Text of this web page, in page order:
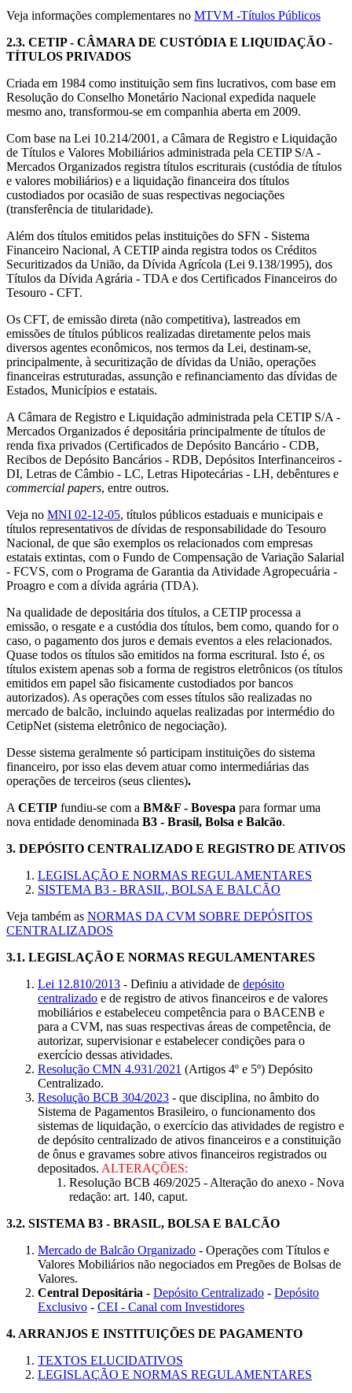
Veja informações complementares no MTVM -Títulos Públicos
2.3. CETIP - CÂMARA DE CUSTÓDIA E LIQUIDAÇÃO -
TÍTULOS PRIVADOS
Criada em 1984 como instituição sem fins lucrativos, com base em
Resolução do Conselho Monetário Nacional expedida naquele
mesmo ano, transformou-se em companhia aberta em 2009.
Com base na Lei 10.214/2001, a Câmara de Registro e Liquidação
de Títulos e Valores Mobiliários administrada pela CETIP S/A -
Mercados Organizados registra títulos escriturais (custódia de títulos
e valores mobiliários) e a liquidação financeira dos títulos
custodiados por ocasião de suas respectivas negociações
(transferência de titularidade).
Além dos títulos emitidos pelas instituições do SFN - Sistema
Financeiro Nacional, A CETIP ainda registra todos os Créditos
Securitizados da União, da Dívida Agrícola (Lei 9.138/1995), dos
Títulos da Dívida Agrária - TDA e dos Certificados Financeiros do
Tesouro - CFT.
Os CFT, de emissão direta (não competitiva), lastreados em
emissões de títulos públicos realizadas diretamente pelos mais
diversos agentes econômicos, nos termos da Lei, destinam-se,
principalmente, à securitização de dívidas da União, operações
financeiras estruturadas, assunção e refinanciamento das dívidas de
Estados, Municípios e estatais.
A Câmara de Registro e Liquidação administrada pela CETIP S/A -
Mercados Organizados é depositária principalmente de títulos de
renda fixa privados (Certificados de Depósito Bancário - CDB,
Recibos de Depósito Bancários - RDB, Depósitos Interfinanceiros -
DI, Letras de Câmbio - LC, Letras Hipotecárias - LH, debêntures e
commercial papers, entre outros.
Veja no MNI 02-12-05, títulos públicos estaduais e municipais e
títulos representativos de dívidas de responsabilidade do Tesouro
Nacional, de que são exemplos os relacionados com empresas
estatais extintas, com o Fundo de Compensação de Variação Salarial
- FCVS, com o Programa de Garantia da Atividade Agropecuária -
Proagro e com a dívida agrária (TDA).
Na qualidade de depositária dos títulos, a CETIP processa a
emissão, o resgate e a custódia dos títulos, bem como, quando for o
caso, o pagamento dos juros e demais eventos a eles relacionados.
Quase todos os títulos são emitidos na forma escritural. Isto é, os
títulos existem apenas sob a forma de registros eletrônicos (os títulos
emitidos em papel são fisicamente custodiados por bancos
autorizados). As operações com esses títulos são realizadas no
mercado de balcão, incluindo aquelas realizadas por intermédio do
CetipNet (sistema eletrônico de negociação).
Desse sistema geralmente só participam instituições do sistema
financeiro, por isso elas devem atuar como intermediárias das
operações de terceiros (seus clientes).
A CETIP fundiu-se com a BM&F - Bovespa para formar uma
nova entidade denominada B3 - Brasil, Bolsa e Balcão.
3. DEPÓSITO CENTRALIZADO E REGISTRO DE ATIVOS
LEGISLAÇÃO E NORMAS REGULAMENTARES
SISTEMA B3 - BRASIL, BOLSA E BALCÃO
Veja também as NORMAS DA CVM SOBRE DEPÓSITOS
CENTRALIZADOS
3.1. LEGISLAÇÃO E NORMAS REGULAMENTARES
Lei 12.810/2013 - Definiu a atividade de depósito
centralizado e de registro de ativos financeiros e de valores
mobiliários e estabeleceu competência para o BACENB e
para a CVM, nas suas respectivas áreas de competência, de
autorizar, supervisionar e estabelecer condições para o
exercício dessas atividades.
Resolução CMN 4.931/2021 (Artigos 4º e 5º) Depósito
Centralizado.
Resolução BCB 304/2023 - que disciplina, no âmbito do
Sistema de Pagamentos Brasileiro, o funcionamento dos
sistemas de liquidação, o exercício das atividades de registro e
de depósito centralizado de ativos financeiros e a constituição
de ônus e gravames sobre ativos financeiros registrados ou
depositados. ALTERAÇÕES:
Resolução BCB 469/2025 - Alteração do anexo - Nova
redação: art. 140, caput.
3.2. SISTEMA B3 - BRASIL, BOLSA E BALCÃO
Mercado de Balcão Organizado - Operações com Títulos e
Valores Mobiliários não negociados em Pregões de Bolsas de
Valores.
Central Depositária - Depósito Centralizado - Depósito
Exclusivo - CEI - Canal com Investidores
4. ARRANJOS E INSTITUIÇÕES DE PAGAMENTO
TEXTOS ELUCIDATIVOS
LEGISLAÇÃO E NORMAS REGULAMENTARES